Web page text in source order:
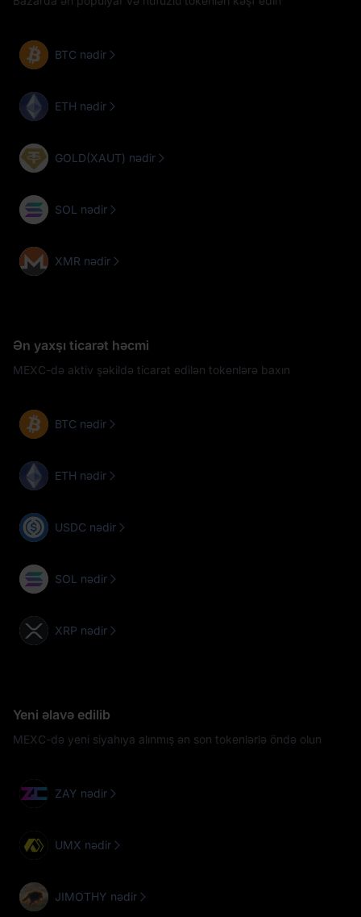
BTC nədir
ETH nədir
GOLD(XAUT) nədir
SOL nədir
XMR nədir
Ən yaxşı ticarət həcmi
MEXC-də aktiv şəkildə ticarət edilən tokenlərə baxın
BTC nədir
ETH nədir
USDC nədir
SOL nədir
XRP nədir
Yeni əlavə edilib
MEXC-də yeni siyahıya alınmış ən son tokenlərlə öndə olun
ZAY nədir
UMX nədir
JIMOTHY nədir